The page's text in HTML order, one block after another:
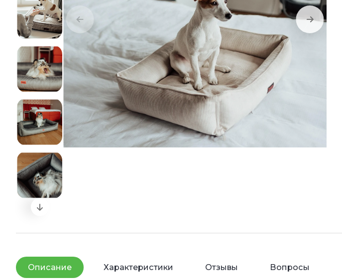
Описание Характеристики Отзывы Вопросы